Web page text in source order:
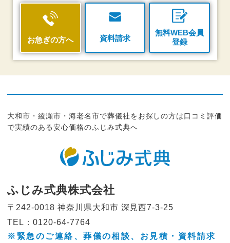
お急ぎの方へ 資料請求
無料WEB会員
登録
大和市・綾瀬市・海老名市で葬儀社をお探しの方は口コミ評価
で実績のある安心価格のふじみ式典へ
ふじみ式典株式会社
〒242-0018 神奈川県大和市 深見西7-3-25
TEL：0120-64-7764
※緊急のご連絡、葬儀の相談、 お見積・資料請求